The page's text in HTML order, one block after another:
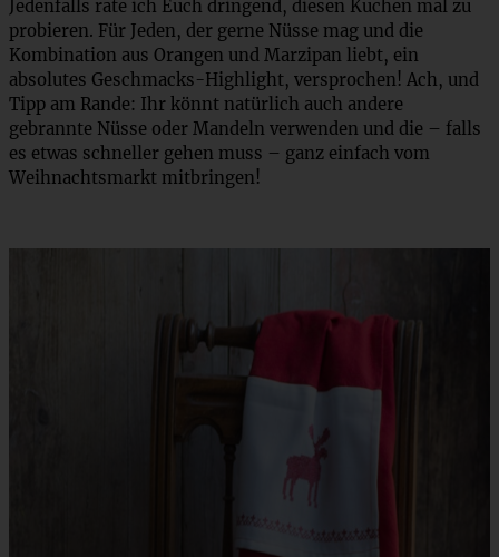
Jedenfalls rate ich Euch dringend, diesen Kuchen mal zu
probieren. Für Jeden, der gerne Nüsse mag und die
Kombination aus Orangen und Marzipan liebt, ein
absolutes Geschmacks-Highlight, versprochen! Ach, und
Tipp am Rande: Ihr könnt natürlich auch andere
gebrannte Nüsse oder Mandeln verwenden und die – falls
es etwas schneller gehen muss – ganz einfach vom
Weihnachtsmarkt mitbringen!